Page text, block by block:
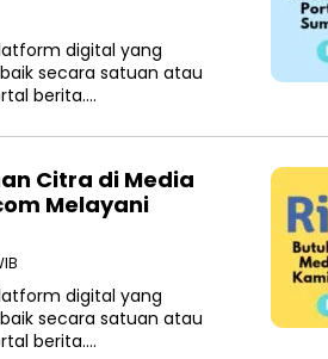
digital yang
secara satuan atau
berita….
Citra di Media
Melayani
digital yang
secara satuan atau
berita….